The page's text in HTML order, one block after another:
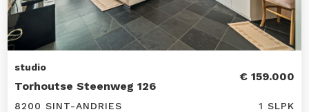
studio
Torhoutse Steenweg 126
€ 159.000
8200 SINT-ANDRIES 1 SLPK